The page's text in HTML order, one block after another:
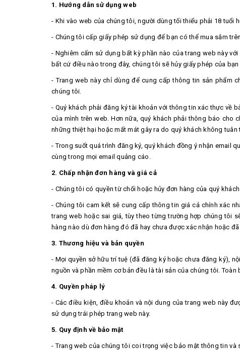
1. Hướng dẫn sử dụng web
- Khi vào web của chúng tôi, người dùng tối thiểu phải 18 tuổi
- Chúng tôi cấp giấy phép sử dụng để bạn có thể mua sắm
- Nghiêm cấm sử dụng bất kỳ phần nào của trang web này
bất cứ điều nào trong đây, chúng tôi sẽ hủy giấy phép của
- Trang web này chỉ dùng để cung cấp thông tin sản phẩm
chúng tôi.
- Quý khách phải đăng ký tài khoản với thông tin xác thực về
của mình trên web. Hơn nữa, quý khách phải thông báo
những thiệt hại hoặc mất mát gây ra do quý khách không tuân
- Trong suốt quá trình đăng ký, quý khách đồng ý nhận email
cùng trong mọi email quảng cáo.
2. Chấp nhận đơn hàng và giá cả
- Chúng tôi có quyền từ chối hoặc hủy đơn hàng của quý
- Chúng tôi cam kết sẽ cung cấp thông tin giá cả chính xác
trang web hoặc sai giá, tùy theo từng trường hợp chúng tôi
hàng nào dù đơn hàng đó đã hay chưa được xác nhận hoặc
3. Thương hiệu và bản quyền
- Mọi quyền sở hữu trí tuệ (đã đăng ký hoặc chưa đăng ký),
nguồn và phần mềm cơ bản đều là tài sản của chúng tôi.
4. Quyền pháp lý
- Các điều kiện, điều khoản và nội dung của trang web này
sử dụng trái phép trang web này.
5. Quy định về bảo mật
- Trang web của chúng tôi coi trọng việc bảo mật thông tin